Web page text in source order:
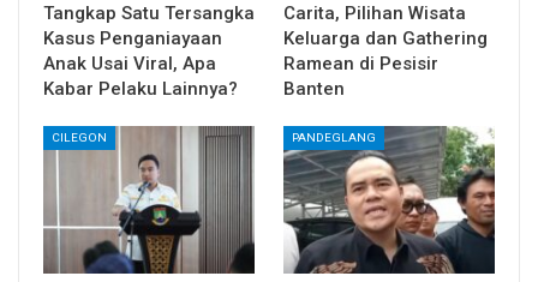
Tangkap Satu Tersangka
Kasus Penganiayaan
Anak Usai Viral, Apa
Kabar Pelaku Lainnya?
Carita, Pilihan Wisata
Keluarga dan Gathering
Ramean di Pesisir
Banten
CILEGON PANDEGLANG